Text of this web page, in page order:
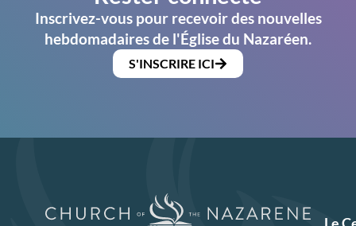
Inscrivez-vous pour recevoir des nouvelles
hebdomadaires de l'Église du Nazaréen.
S'INSCRIRE ICI
Le